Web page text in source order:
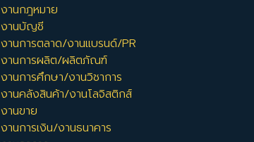
งานกฎหมาย
งานบัญชี
งานการตลาด/งานแบรนด์/PR
งานการผลิต/ผลิตภัณฑ์
งานการศึกษา/งานวิชาการ
งานคลังสินค้า/งานโลจิสติกส์
งานขาย
งานการเงิน/งานธนาคาร